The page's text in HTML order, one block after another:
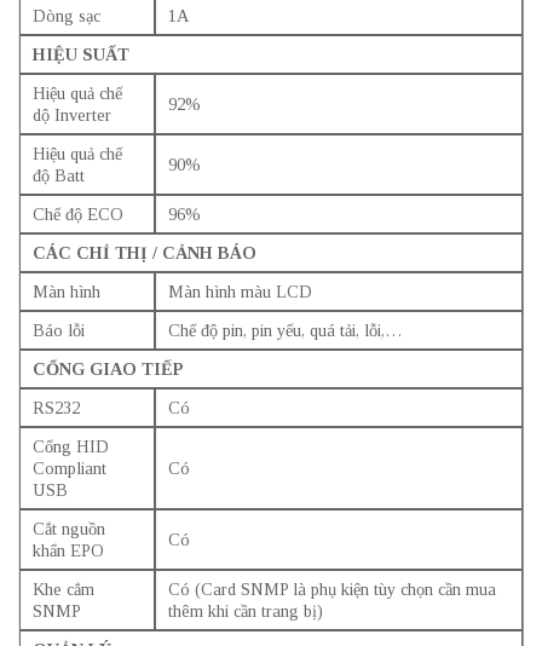
Dòng sạc
1A
HIỆU SUẤT
Hiệu quả chế
dộ Inverter
92%
Hiệu quả chế
độ Batt
90%
Chế độ ECO
96%
CÁC CHỈ THỊ / CẢNH BÁO
Màn hình
Màn hình màu LCD
Báo lỗi
Chế độ pin, pin yếu, quá tải, lỗi,…
CỔNG GIAO TIẾP
RS232
Có
Cổng HID
Compliant
USB
Có
Cắt nguồn
khẩn EPO
Có
Khe cắm
SNMP
Có (Card SNMP là phụ kiện tùy chọn cần mua
thêm khi cần trang bị)